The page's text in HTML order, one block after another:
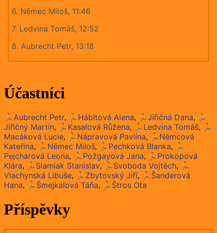
6. Němec Miloš, 11:46
7. Ledvina Tomáš, 12:52
8. Aubrecht Petr, 13:18
Účastníci
🏃Aubrecht Petr, 🏃Hábltová Alena, 🏃Jiřičná Dana, 🏃
Jiřičný Martin, 🏃Kasalová Růžena, 🏃Ledvina Tomáš, 🏃
Macáková Lucie, 🏃Nápravová Pavlína, 🏃Němcová
Kateřina, 🏃Němec Miloš, 🏃Pechková Blanka, 🏃
Pejcharová Leona, 🏃Požgayová Jana, 🏃Prokopová
Klára, 🏃Slamiak Stanislav, 🏃Svoboda Vojtěch, 🏃
Vlachynská Libuše, 🏃Zbytovský Jiří, 🏃Šanderová
Hana, 🏃Šmejkalová Táňa, 🏃Štros Ota
Příspěvky